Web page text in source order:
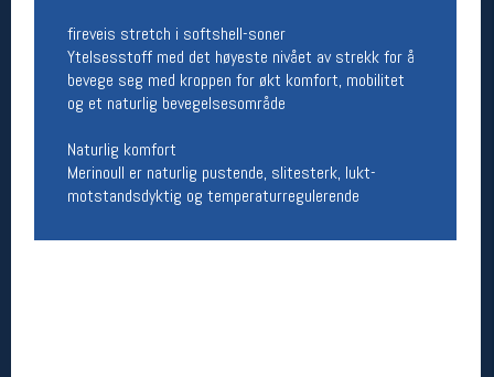
fireveis stretch i softshell-soner
Ytelsesstoff med det høyeste nivået av strekk for å
bevege seg med kroppen for økt komfort, mobilitet
og et naturlig bevegelsesområde
Naturlig komfort
Merinoull er naturlig pustende, slitesterk, lukt-
motstandsdyktig og temperaturregulerende
Bærekraft
Org. nr: 976754360
Ledige stillinger
Ledige stillinger